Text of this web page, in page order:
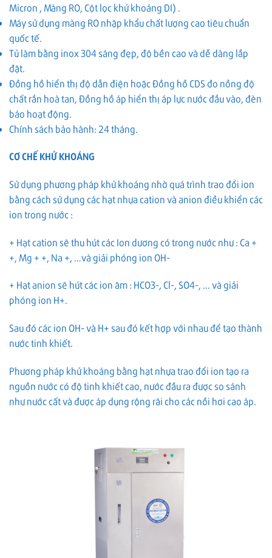
Micron , Màng RO, Cột lọc khử khoáng DI) .
Máy sử dụng màng RO nhập khẩu chất lượng cao tiêu chuẩn
quốc tế.
Tủ làm bằng inox 304 sáng đẹp, độ bền cao và dễ dàng lắp
đặt.
Đồng hồ hiển thị độ dẫn điện hoặc Đồng hồ CDS đo nồng độ
chất rắn hoà tan, Đồng hồ áp hiển thị áp lực nước đầu vào, đèn
báo hoạt động.
Chính sách bảo hành: 24 tháng.
CƠ CHẾ KHỬ KHOÁNG
Sử dụng phương pháp khử khoáng nhờ quá trình trao đổi ion
bằng cách sử dụng các hạt nhựa cation và anion điều khiển các
ion trong nước :
+ Hạt cation sẽ thu hút các Ion dương có trong nước như : Ca +
+, Mg + +, Na +, …và giải phóng ion OH-
+ Hạt anion sẽ hút các ion âm : HCO3-, Cl-, SO4-, … và giải
phóng ion H+.
Sau đó các ion OH- và H+ sau đó kết hợp với nhau để tạo thành
nước tinh khiết.
Phương pháp khử khoáng bằng hạt nhựa trao đổi ion tạo ra
nguồn nước có độ tinh khiết cao, nước đầu ra được so sánh
như nước cất và được áp dụng rộng rãi cho các nồi hơi cao áp.